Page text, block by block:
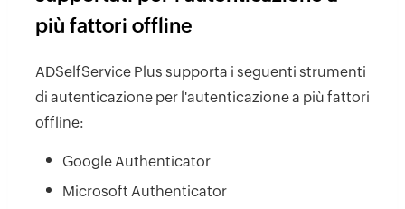
più fattori offline
ADSelfService Plus supporta i seguenti strumenti
di autenticazione per l'autenticazione a più fattori
offline:
Google Authenticator
Microsoft Authenticator